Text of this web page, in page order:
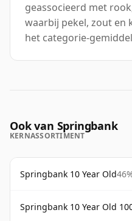
geassocieerd met
waarbij pekel, zout en
het categorie-
Ook van Springbank
KERNASSORTIMENT
Springbank 10 Year Old
Springbank 10 Year Old